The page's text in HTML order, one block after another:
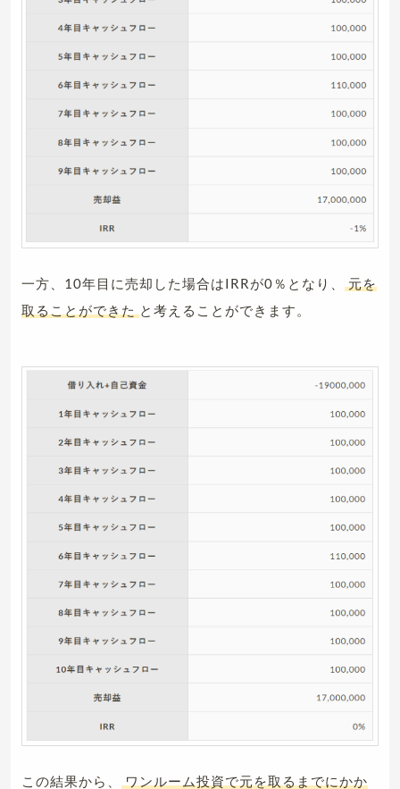
一方、10年目に売却した場合はIRRが0％となり、
元を
取ることができた と考えることができます。
この結果から、
ワンルーム投資で元を取るまでにかか